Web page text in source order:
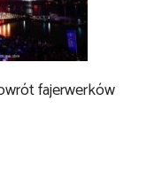
fajerwerków